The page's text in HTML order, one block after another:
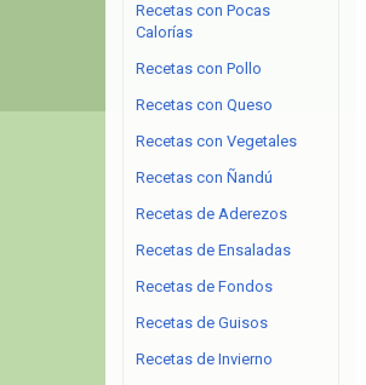
Recetas con Pocas
Calorías
Recetas con Pollo
Recetas con Queso
Recetas con Vegetales
Recetas con Ñandú
Recetas de Aderezos
Recetas de Ensaladas
Recetas de Fondos
Recetas de Guisos
Recetas de Invierno